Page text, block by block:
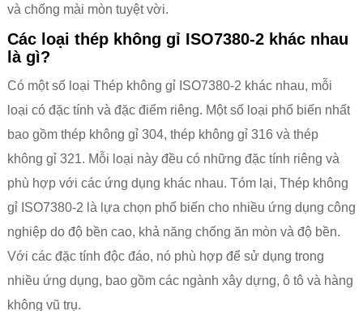
và chống mài mòn tuyệt vời.
Các loại thép không gỉ ISO7380-2 khác nhau
là gì?
Có một số loại Thép không gỉ ISO7380-2 khác nhau, mỗi
loại có đặc tính và đặc điểm riêng. Một số loại phổ biến nhất
bao gồm thép không gỉ 304, thép không gỉ 316 và thép
không gỉ 321. Mỗi loại này đều có những đặc tính riêng và
phù hợp với các ứng dụng khác nhau. Tóm lại, Thép không
gỉ ISO7380-2 là lựa chọn phổ biến cho nhiều ứng dụng công
nghiệp do độ bền cao, khả năng chống ăn mòn và độ bền.
Với các đặc tính độc đáo, nó phù hợp để sử dụng trong
nhiều ứng dụng, bao gồm các ngành xây dựng, ô tô và hàng
không vũ trụ.